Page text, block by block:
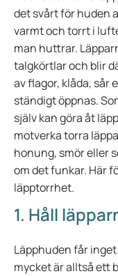
det svårt för huden
varmt och torrt i
man huttrar.
talgkörtlar och blir
av flagor, klåda, sår
ständigt öppnas.
själv kan göra åt
motverka torra
honung, smör eller
om det funkar. Här
läpptorrhet.
1. Håll
Läpphuden får
mycket är alltså ett